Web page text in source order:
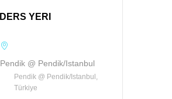
DERS YERI
Pendik @ Pendik/Istanbul
Pendik @ Pendik/Istanbul,
Türkiye